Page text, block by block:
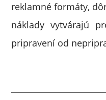
reklamné formáty,
náklady vytvárajú
pripravení od